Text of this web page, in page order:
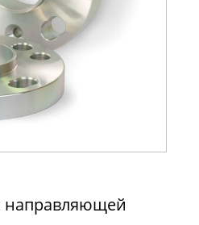
направляющей